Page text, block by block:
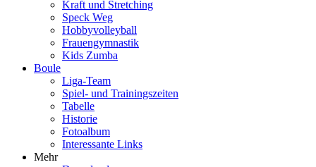
Kraft und Stretching
Speck Weg
Hobbyvolleyball
Frauengymnastik
Kids Zumba
Boule
Liga-Team
Spiel- und Trainingszeiten
Tabelle
Historie
Fotoalbum
Interessante Links
Mehr